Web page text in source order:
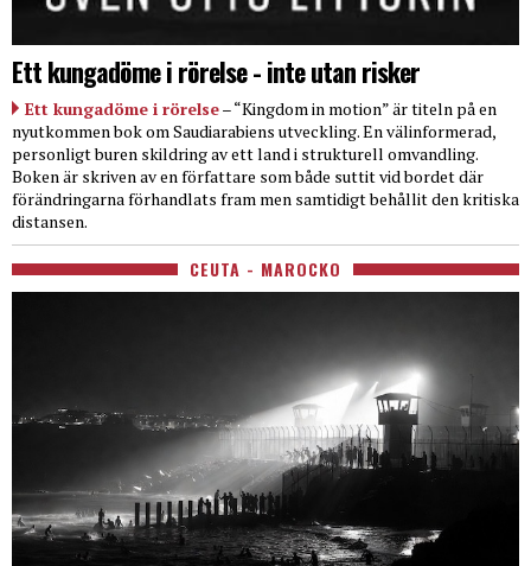
Ett kungadöme i rörelse - inte utan risker
Ett kungadöme i rörelse– “Kingdom in motion” är titeln på en
nyutkommen bok om Saudiarabiens utveckling. En välinformerad,
personligt buren skildring av ett land i strukturell omvandling.
Boken är skriven av en författare som både suttit vid bordet där
förändringarna förhandlats fram men samtidigt behållit den kritiska
distansen.
CEUTA - MAROCKO